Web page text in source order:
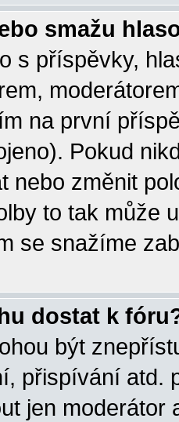
smažu
s příspěvky,
na první
Pokud
nebo změnit
to tak může
se snažíme
dostat k
být
přispívání atd.
jen moderátor